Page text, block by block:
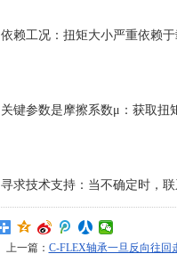
依赖工况：扭矩大小严重依赖
关键参数是摩擦系数μ：获取扭
寻求技术支持：当不确定时，
上一篇： C-FLEX轴承一旦反向往回